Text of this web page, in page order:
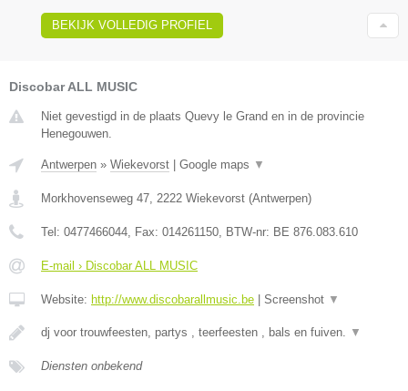
BEKIJK VOLLEDIG PROFIEL
Discobar ALL MUSIC
Niet gevestigd in de plaats Quevy le Grand en in de provincie
Henegouwen.
Antwerpen » Wiekevorst Google maps ▼
Morkhovenseweg 47, 2222 Wiekevorst (Antwerpen)
Tel: 0477466044, Fax: 014261150, BTW-nr: BE 876.083.610
E-mail › Discobar ALL MUSIC
Website: http://www.discobarallmusic.be Screenshot ▼
dj voor trouwfeesten, partys , teerfeesten , bals en fuiven. ▼
Diensten onbekend